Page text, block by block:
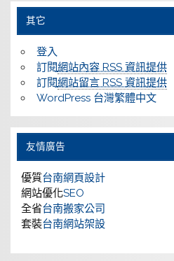
其它
登入
訂閱網站內容 RSS 資訊提供
訂閱網站留言 RSS 資訊提供
WordPress 台灣繁體中文
友情廣告
優質台南網頁設計
網站優化SEO
全省台南搬家公司
套裝台南網站架設